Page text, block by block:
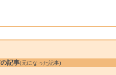
記事(元になった記事)